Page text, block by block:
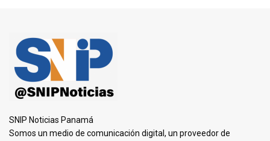
SNIP Noticias Panamá
Somos un medio de comunicación digital, un proveedor de